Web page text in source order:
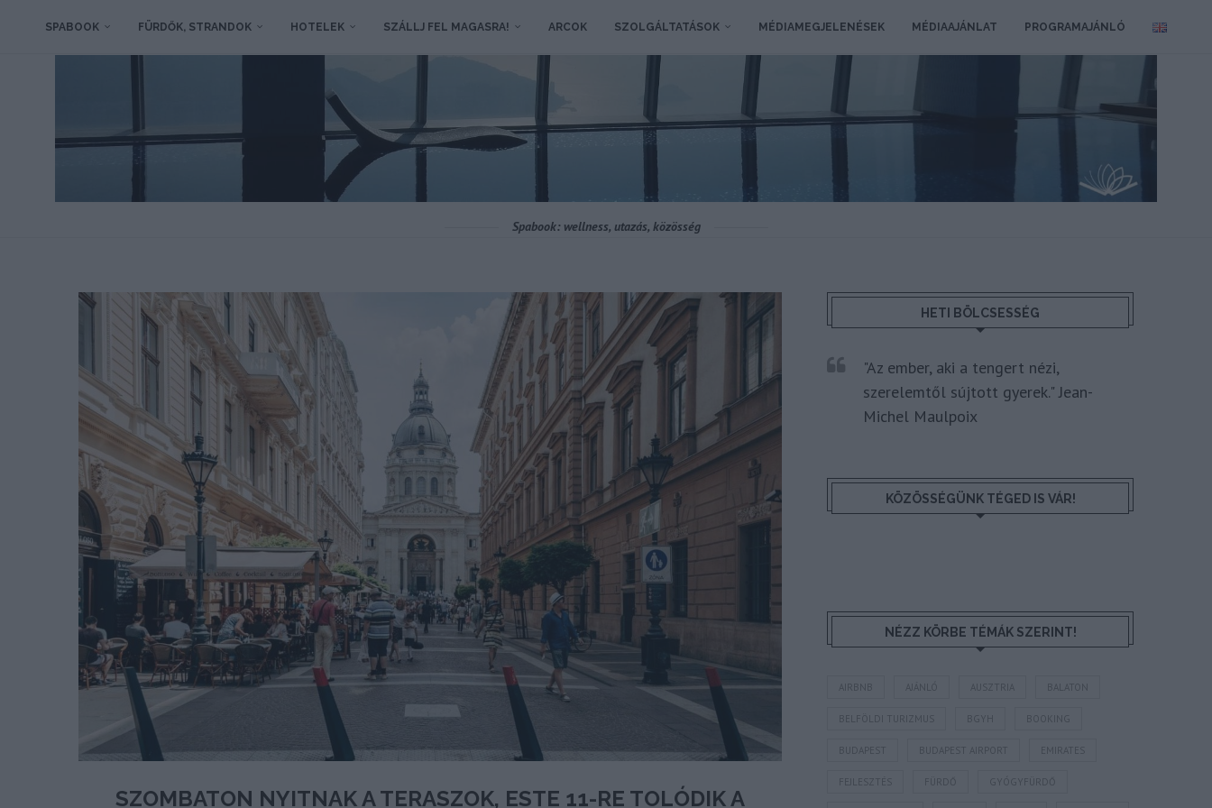
SPABOOK FÜRDŐK, STRANDOK HOTELEK SZÁLLJ FEL MAGASRA! ARCOK SZOLGÁLTATÁSOK MÉDIAMEGJELENÉSEK MÉDIAAJÁNLAT PROGRAMAJÁNLÓ
Spabook: wellness, utazás, közösség
SZOMBATON NYITNAK A TERASZOK, ESTE 11-RE TOLÓDIK A
HETI BÖLCSESSÉG
"Az ember, aki a tengert nézi,
szerelemtől sújtott gyerek." Jean-
Michel Maulpoix
KÖZÖSSÉGÜNK TÉGED IS VÁR!
NÉZZ KÖRBE TÉMÁK SZERINT!
AIRBNB AJÁNLÓ AUSZTRIA BALATON
BELFÖLDI TURIZMUS BGYH BOOKING
BUDAPEST BUDAPEST AIRPORT EMIRATES
FEJLESZTÉS FÜRDŐ GYÓGYFÜRDŐ